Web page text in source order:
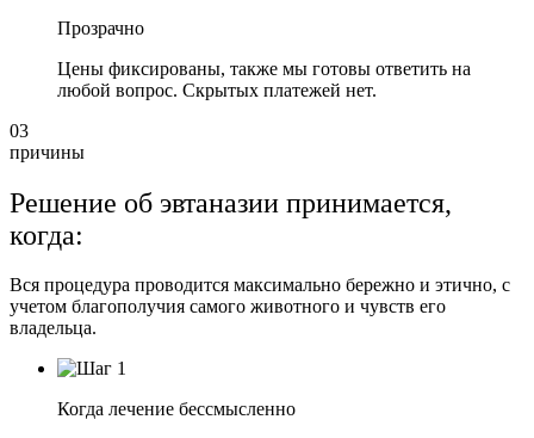
Прозрачно
Цены фиксированы, также мы готовы ответить на
любой вопрос. Скрытых платежей нет.
03
причины
Решение об эвтаназии принимается,
когда:
Вся процедура проводится максимально бережно и этично, с
учетом благополучия самого животного и чувств его
владельца.
Когда лечение бессмысленно